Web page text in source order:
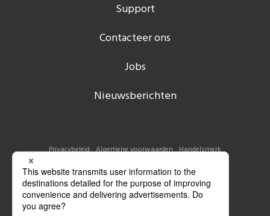
Support
Contacteer ons
Jobs
Nieuwsberichten
Privacybeleid Algemene voorwaarden Handelsmerk